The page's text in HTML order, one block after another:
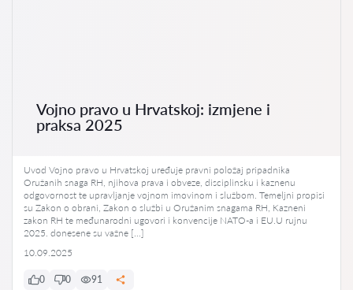
Vojno pravo u Hrvatskoj: izmjene i
praksa 2025
Uvod Vojno pravo u Hrvatskoj uređuje pravni položaj pripadnika
Oružanih snaga RH, njihova prava i obveze, disciplinsku i kaznenu
odgovornost te upravljanje vojnom imovinom i službom. Temeljni propisi
su Zakon o obrani, Zakon o službi u Oružanim snagama RH, Kazneni
zakon RH te međunarodni ugovori i konvencije NATO-a i EU.U rujnu
2025. donesene su važne […]
10.09.2025
0 0 91